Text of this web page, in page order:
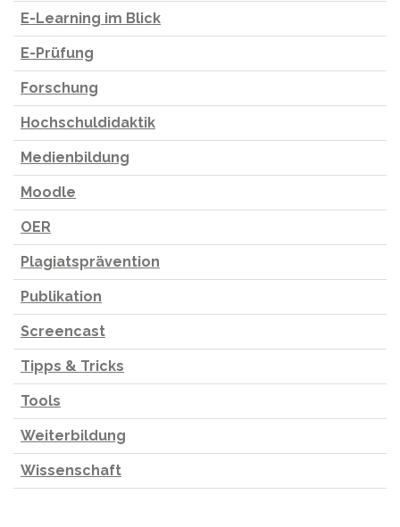
E-Learning im Blick
E-Prüfung
Forschung
Hochschuldidaktik
Medienbildung
Moodle
OER
Plagiatsprävention
Publikation
Screencast
Tipps & Tricks
Tools
Weiterbildung
Wissenschaft